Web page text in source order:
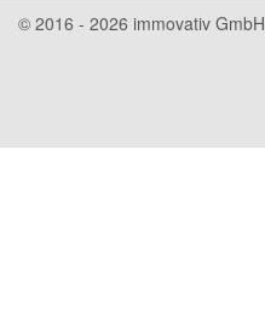
© 2016 - 2026 immovativ GmbH